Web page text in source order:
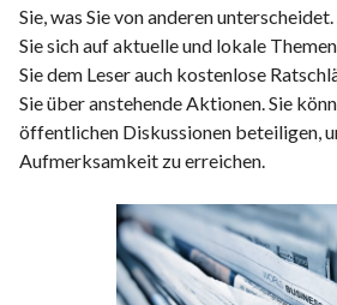
Sie, was Sie von anderen
Sie sich auf aktuelle und lokale
Sie dem Leser auch kostenlose
Sie über anstehende Aktionen. Sie
öffentlichen Diskussionen beteiligen,
Aufmerksamkeit zu erreichen.